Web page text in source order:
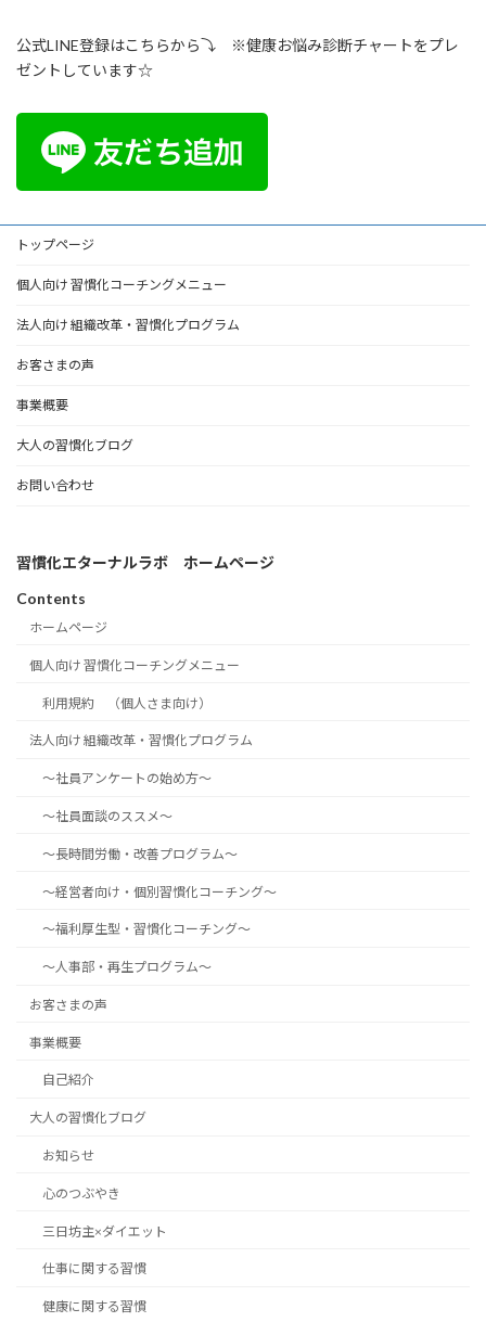
公式LINE登録はこちらから⤵ ※健康お悩み診断チャートをプレ
ゼントしています☆
トップページ
個人向け 習慣化コーチングメニュー
法人向け 組織改革・習慣化プログラム
お客さまの声
事業概要
大人の習慣化ブログ
お問い合わせ
習慣化エターナルラボ ホームページ
Contents
ホームページ
個人向け 習慣化コーチングメニュー
利用規約 （個人さま向け）
法人向け 組織改革・習慣化プログラム
～社員アンケートの始め方～
～社員面談のススメ～
～長時間労働・改善プログラム～
～経営者向け・個別習慣化コーチング～
～福利厚生型・習慣化コーチング～
～人事部・再生プログラム～
お客さまの声
事業概要
自己紹介
大人の習慣化ブログ
お知らせ
心のつぶやき
三日坊主×ダイエット
仕事に関する習慣
健康に関する習慣